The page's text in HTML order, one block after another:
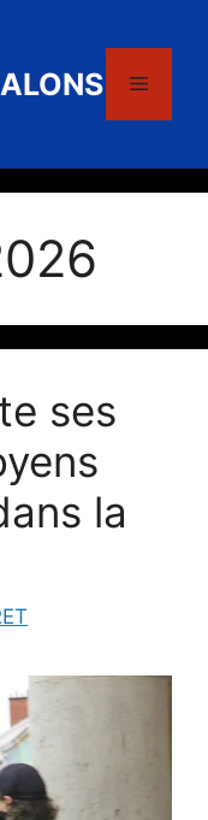
Menu
ses
la